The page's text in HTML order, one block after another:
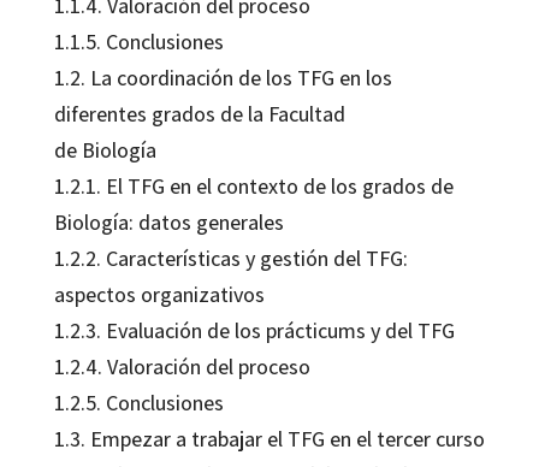
1.1.4. Valoración del proceso
1.1.5. Conclusiones
1.2. La coordinación de los TFG en los
diferentes grados de la Facultad
de Biología
1.2.1. El TFG en el contexto de los grados de
Biología: datos generales
1.2.2. Características y gestión del TFG:
aspectos organizativos
1.2.3. Evaluación de los prácticums y del TFG
1.2.4. Valoración del proceso
1.2.5. Conclusiones
1.3. Empezar a trabajar el TFG en el tercer curso